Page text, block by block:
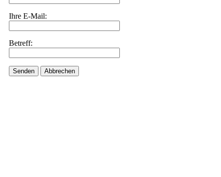
Ihre E-Mail:
Betreff:
Senden Abbrechen